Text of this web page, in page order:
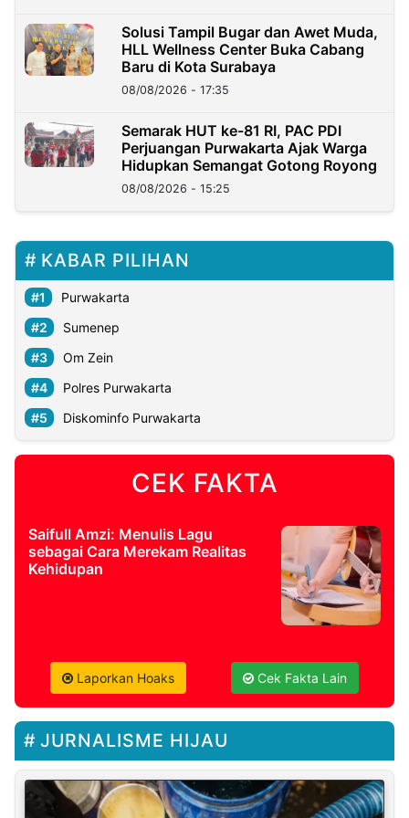
Solusi Tampil Bugar dan Awet Muda,
HLL Wellness Center Buka Cabang
Baru di Kota Surabaya
08/08/2026 - 17:35
Semarak HUT ke-81 RI, PAC PDI
Perjuangan Purwakarta Ajak Warga
Hidupkan Semangat Gotong Royong
08/08/2026 - 15:25
KABAR PILIHAN
Purwakarta
Sumenep
Om Zein
Polres Purwakarta
Diskominfo Purwakarta
CEK FAKTA
Saifull Amzi: Menulis Lagu
sebagai Cara Merekam Realitas
Kehidupan
Laporkan Hoaks Cek Fakta Lain
JURNALISME HIJAU